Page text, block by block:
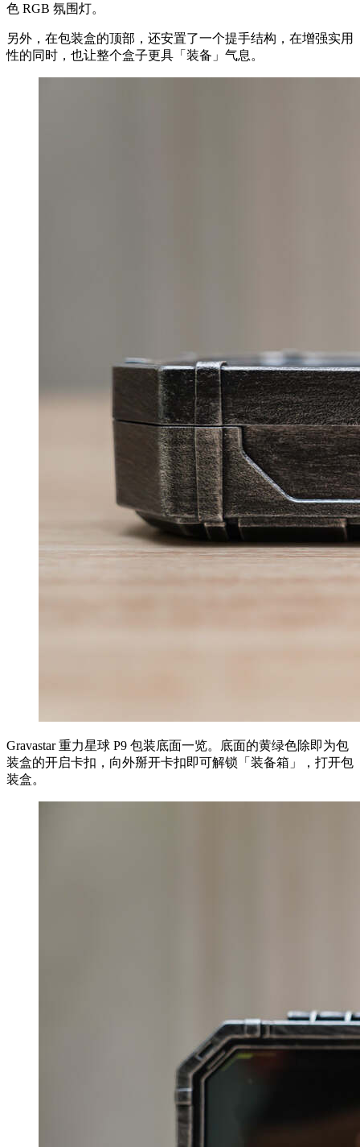
色 RGB 氛围灯。
另外，在包装盒的顶部，还安置了一个提手结构，在增强实用
性的同时，也让整个盒子更具「装备」气息。
Gravastar 重力星球 P9 包装底面一览。底面的黄绿色除即为包
装盒的开启卡扣，向外掰开卡扣即可解锁「装备箱」，打开包
装盒。